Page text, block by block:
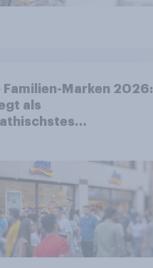
Familien-Marken 2026:
als